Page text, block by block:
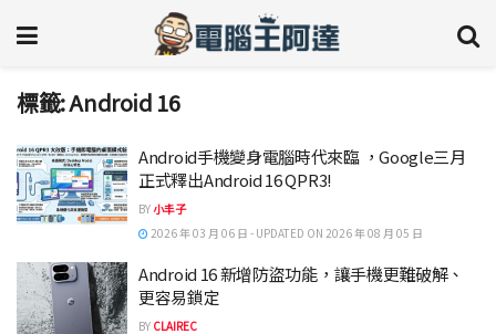
標籤:Android 16
Android手機變身電腦時代來臨 ，Google三月
正式釋出Android 16 QPR3!
BY小丰子
2026 年 03 月 06 日 - UPDATED ON 2026 年 08 月 05 日
Android 16 新增防盜功能，讓手機更難破解、
更容易鎖定
BY CLAIREC